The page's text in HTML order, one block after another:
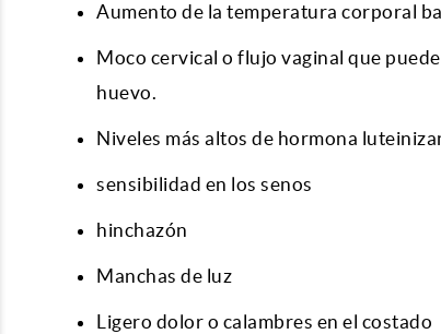
Aumento de la temperatura corporal
Moco cervical o flujo vaginal que
huevo.
Niveles más altos de hormona
sensibilidad en los senos
hinchazón
Manchas de luz
Ligero dolor o calambres en el costado